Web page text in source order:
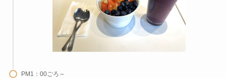
PM1：00ごろ～